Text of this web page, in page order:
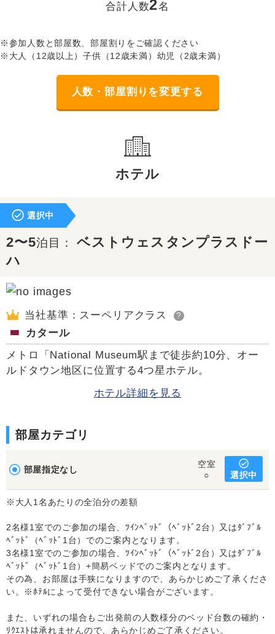
合計人数2名
※参加人数と部屋数、部屋割りをご確認ください
※大人（12歳以上）子供（12歳未満）幼児（2歳未満）
人数・部屋割りを変更する
ホテル
選択中
2〜5泊目：ベストウェスタンプラスドー
ハ
当社基準：スーペリアクラス ?
カタール
メトロ「National Museum駅まで徒歩約10分、オー
ルドタウン地区に位置する4つ星ホテル。
ホテル詳細を見る
部屋カテゴリ
部屋指定なし
空室
○
選択中
※大人1名あたりの全泊分の差額
2名様1室でのご参加の場合、ﾂｲﾝﾍﾞｯﾄﾞ（ﾍﾞｯﾄﾞ2台）又はﾀﾞﾌﾞﾙ
ﾍﾞｯﾄﾞ（ﾍﾞｯﾄﾞ1台）でのご案内となります。
3名様1室でのご参加の場合、ﾂｲﾝﾍﾞｯﾄﾞ（ﾍﾞｯﾄﾞ2台）又はﾀﾞﾌﾞﾙ
ﾍﾞｯﾄﾞ（ﾍﾞｯﾄﾞ1台）+簡易ベッドでのご案内となります。
その為、お部屋は手狭になりますので、あらかじめご了承くださ
い。※ﾎﾃﾙによって受付できない場合がございます。
また、いずれの場合もご出発前の人数様分のベッド台数の確約・
ﾘｸｴｽﾄは承れませんので、あらかじめご了承ください。